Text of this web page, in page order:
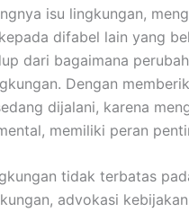
isu lingkungan,
difabel lain yang
dari bagaimana
Dengan
dijalani, karena
memiliki peran
tidak terbatas
advokasi